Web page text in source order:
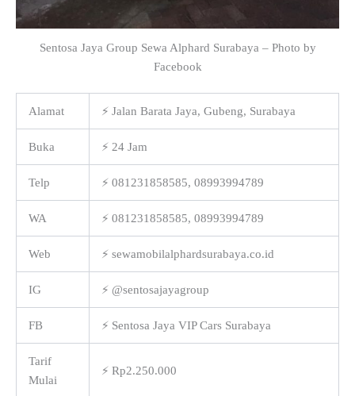
Sentosa Jaya Group Sewa Alphard Surabaya – Photo by
Facebook
Alamat ⚡ Jalan Barata Jaya, Gubeng, Surabaya
Buka ⚡ 24 Jam
Telp ⚡ 081231858585, 08993994789
WA ⚡ 081231858585, 08993994789
Web ⚡ sewamobilalphardsurabaya.co.id
IG ⚡ @sentosajayagroup
FB ⚡ Sentosa Jaya VIP Cars Surabaya
Tarif
Mulai
⚡ Rp2.250.000